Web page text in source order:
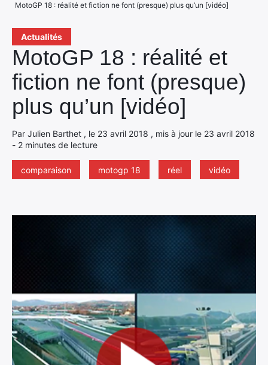
Actualités
MotoGP 18 : réalité et
fiction ne font (presque)
plus qu’un [vidéo]
Par Julien Barthet , le 23 avril 2018 , mis à jour le 23 avril 2018
- 2 minutes de lecture
comparaison motogp 18 réel vidéo
MotoGP 18 : réalité et fiction ne font (presque) plus qu’un [vidéo]